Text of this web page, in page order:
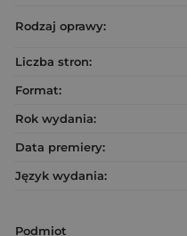
Rodzaj oprawy:
Liczba stron:
Format:
Rok wydania:
Data premiery:
Język wydania:
Podmiot